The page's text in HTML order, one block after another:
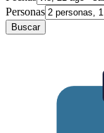
Personas
Buscar